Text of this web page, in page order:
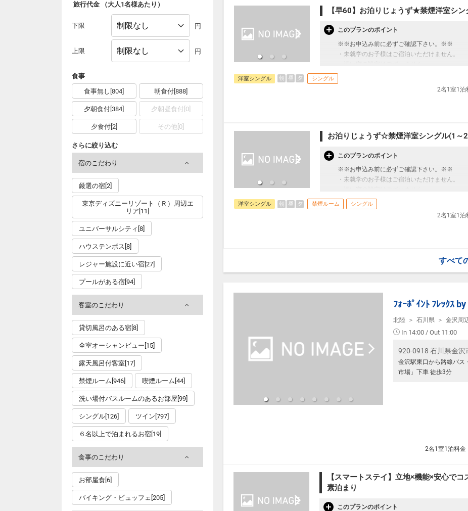
旅行代金 （大人1名様あたり）
下限 円
上限 円
食事
食事無し[804]
朝食付[888]
夕朝食付[384] 夕朝昼食付[0]
夕食付[2] その他[0]
さらに絞り込む
宿のこだわり
厳選の宿[2]
東京ディズニーリゾート（Ｒ）周辺エ
リア[11]
ユニバーサルシティ[8]
ハウステンボス[8]
レジャー施設に近い宿[27]
プールがある宿[94]
客室のこだわり
貸切風呂のある宿[8]
全室オーシャンビュー[15]
露天風呂付客室[17]
禁煙ルーム[946] 喫煙ルーム[44]
洗い場付バスルームのあるお部屋[99]
シングル[126] ツイン[797]
６名以上で泊まれるお宿[19]
食事のこだわり
お部屋食[6]
バイキング・ビュッフェ[205]
ご宿泊の60日前までご予約頂けます。
那覇新都心「おもろまち」のホテル。ロフト式
≪お部屋タイプ≫シングル＆セミダブル バス
・無料軽食サービス有(時間、数量限定)
【ドリンクバー】5：00～24：00
・館内には50.000冊の漫画が設置されており、
※状況により食事内容・食事場所が変更となる
本プランは価格変動制です。
予約のタイミングや空室状況により代金が変
あらかじめご了承ください。
【早60】お泊りじょうず★禁煙洋室シ
このプランのポイント
※※お申込み前に必ずご確認下さい。※※
・未就学のお子様はご宿泊いただけません。
・こちらのホテルは一般的なホテル客室とは
トイレ・シャワースペースの上にベッドを置
・お申込前に必ずホテルホームページにて内
・床上からはハシゴでベッドにお上がりいた
ご宿泊の60日前までご予約頂けます。
那覇新都心「おもろまち」のホテル。ロフト式
≪お部屋タイプ≫シングル＆セミダブル バス
宿泊税が必要な場合は現地払いとなります。
・無料軽食サービス有(時間、数量限定)
・館内には50.000冊の漫画が設置されており
洋室シングル 朝 昼 夕 シングル
2名1室1泊
お泊りじょうず☆禁煙洋室シングル(1～
このプランのポイント
※※お申込み前に必ずご確認下さい。※※
・未就学のお子様はご宿泊いただけません。
・こちらのホテルは一般的なホテル客室とは
トイレ・シャワースペースの上にベッドを置
・お申込前に必ずホテルホームページにて内
・床上からはハシゴでベッドにお上がりいた
那覇新都心「おもろまち」のホテル。ロフト
※1ベッドです。2名様で1室をご予約の場合、
・無料軽食サービス有(時間、数量限定)
【トースト】6：00～9：00（数量限定）
【セルフうどん】12：00～22：00（数量限定）
【ポップコーン】15：00～21：00
【ドリンクバー】5：00～24：00
洋室シングル 朝 昼 夕 禁煙ルーム シングル
2名1室1泊
すべて
ﾌｫｰﾎﾟｲﾝﾄ ﾌﾚｯｸｽ
北陸 石川県 金沢周
In 14:00 / Out 11:00
920-0918 石川県金沢
金沢駅東口から路線バス
市場」下車 徒歩3分
2名1室1泊料金
【スマートステイ】立地×機能×安心で
素泊まり
このプランのポイント